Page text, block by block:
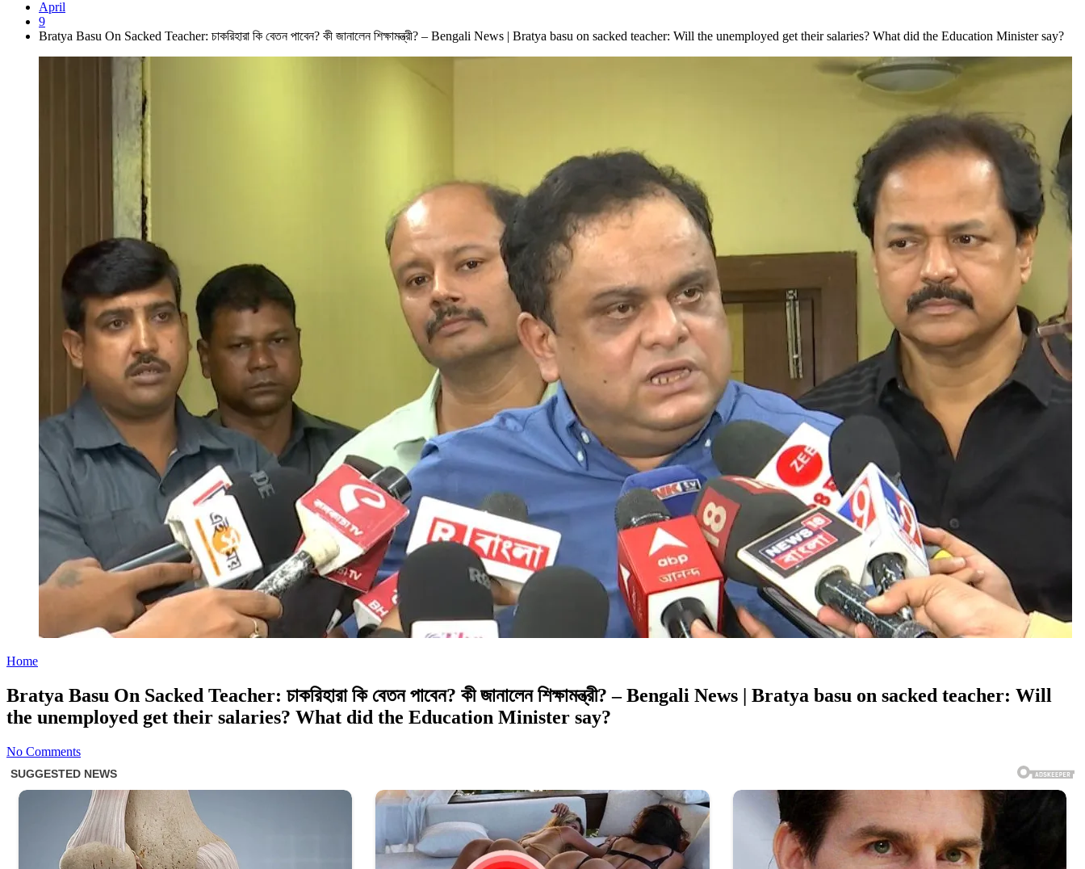
April
9
Bratya Basu On Sacked Teacher: চাকরিহারা কি বেতন পাবেন? কী জানালেন শিক্ষামন্ত্রী? – Bengali News | Bratya basu on sacked teacher: Will the unemployed get their salaries? What did the Education Minister say?
Home
Bratya Basu On Sacked Teacher: চাকরিহারা কি বেতন পাবেন? কী জানালেন শিক্ষামন্ত্রী? – Bengali News | Bratya basu on sacked teacher: Will
the unemployed get their salaries? What did the Education Minister say?
No Comments